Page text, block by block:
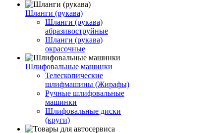
Шланги (рукава)
Шланги (рукава)
абразивоструйные
Шланги (рукава)
окрасочные
Шлифовальные машинки
Телескопические
шлифмашины (Жирафы)
Ручные шлифовальные
машинки
Шлифовальные диски
(круги)